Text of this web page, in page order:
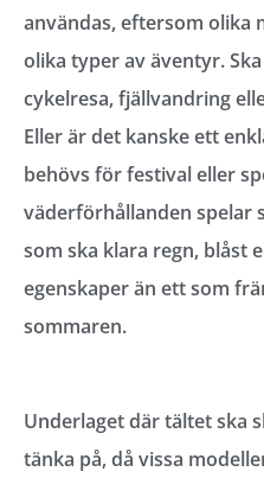
användas, eftersom olika
olika typer av äventyr.
cykelresa, fjällvandring
Eller är det kanske ett
behövs för festival eller
väderförhållanden spelar
som ska klara regn, blåst
egenskaper än ett som
sommaren.
Underlaget där tältet ska
tänka på, då vissa